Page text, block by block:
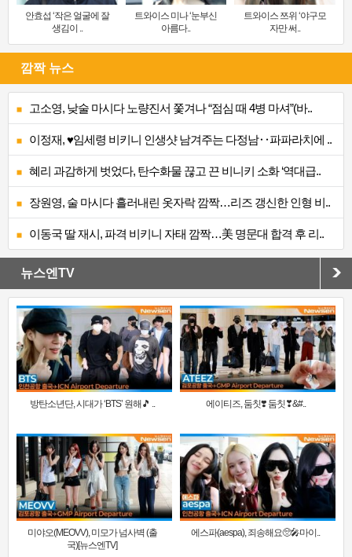
안효섭 ‘작은 얼굴에 잘
생김이 ..
트와이스 미나 ‘눈부신
아름다..
트와이스 쯔위 ‘야구모
자만 써..
깜짝 뉴스
고소영, 낮술 마시다 노량진서 쫓겨나 “점심 때 4병 마셔”(바..
이정재, ♥임세령 비키니 인생샷 남겨주는 다정남‥파파라치에 ..
혜리 과감하게 벗었다, 탄수화물 끊고 끈 비니키 소화 ‘역대급..
장원영, 술 마시다 흘러내린 옷자락 깜짝…리즈 갱신한 인형 비..
이동국 딸 재시, 파격 비키니 자태 깜짝…美 명문대 합격 후 리..
뉴스엔TV
방탄소년단, 시대가 ‘BTS’ 원해🎵 .. 에이티즈, 둠칫❣️ 둠칫❣&#..
미야오(MEOVV), 미모가 넘사벽 (출
국)[뉴스엔TV]
에스파(aespa), 죄송해요🥺🎤마이..